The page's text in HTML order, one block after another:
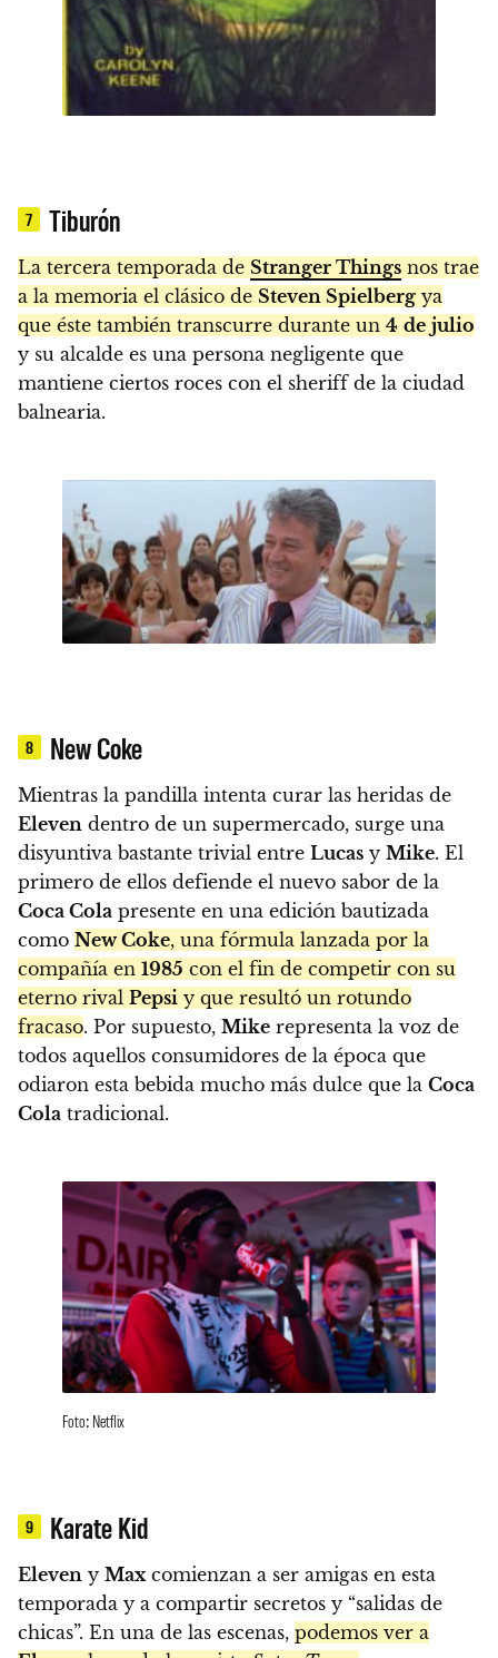
7 Tiburón
La tercera temporada de Stranger Things nos trae
a la memoria el clásico de Steven Spielberg ya
que éste también transcurre durante un 4 de julio
y su alcalde es una persona negligente que
mantiene ciertos roces con el sheriff de la ciudad
balnearia.
8 New Coke
Mientras la pandilla intenta curar las heridas de
Eleven dentro de un supermercado, surge una
disyuntiva bastante trivial entre Lucas y Mike. El
primero de ellos defiende el nuevo sabor de la
Coca Cola presente en una edición bautizada
como New Coke, una fórmula lanzada por la
compañía en 1985 con el fin de competir con su
eterno rival Pepsi y que resultó un rotundo
fracaso. Por supuesto, Mike representa la voz de
todos aquellos consumidores de la época que
odiaron esta bebida mucho más dulce que la Coca
Cola tradicional.
Foto: Netflix
9 Karate Kid
Eleven y Maxcomienzan a ser amigas en esta
temporada y a compartir secretos y “salidas de
chicas”. En una de las escenas, podemos ver a